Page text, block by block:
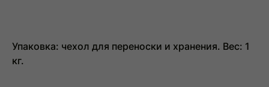
Упаковка: чехол для переноски и хранения. Вес: 1
кг.